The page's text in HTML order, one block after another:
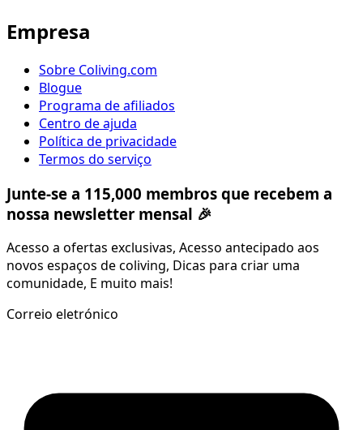
Empresa
Sobre Coliving.com
Blogue
Programa de afiliados
Centro de ajuda
Política de privacidade
Termos do serviço
Junte-se a 115,000 membros que recebem a
nossa newsletter mensal 🎉
Acesso a ofertas exclusivas, Acesso antecipado aos
novos espaços de coliving, Dicas para criar uma
comunidade, E muito mais!
Correio eletrónico